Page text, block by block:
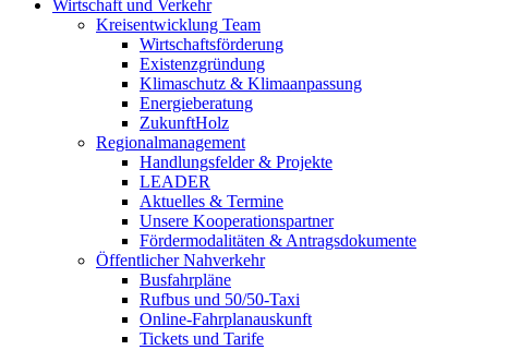
Wirtschaft und Verkehr
Kreisentwicklung Team
Wirtschaftsförderung
Existenzgründung
Klimaschutz & Klimaanpassung
Energieberatung
ZukunftHolz
Regionalmanagement
Handlungsfelder & Projekte
LEADER
Aktuelles & Termine
Unsere Kooperationspartner
Fördermodalitäten & Antragsdokumente
Öffentlicher Nahverkehr
Busfahrpläne
Rufbus und 50/50-Taxi
Online-Fahrplanauskunft
Tickets und Tarife